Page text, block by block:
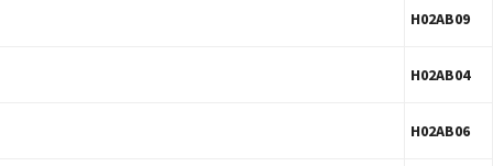
H02AB09
H02AB04
H02AB06